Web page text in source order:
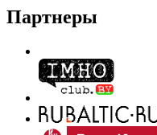
Партнеры